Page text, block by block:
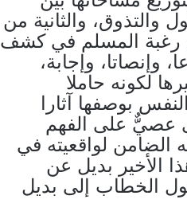
والتذوق، والثانية من
رغبة المسلم في كشف
وإجابة،
لكونه حاملا
بوصفها آثارا
عصيٌّ على الفهم
الضامن لواقعيته في
الأخير بديل عن
الخطاب إلى بديل